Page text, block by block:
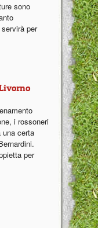
sono
per
i rossoneri
una certa
per